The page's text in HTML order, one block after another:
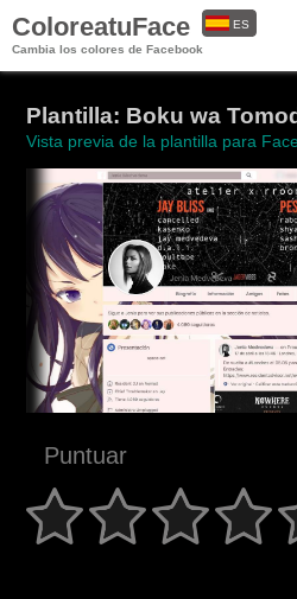
ColoreatuFace
Cambia los colores de Facebook
ES
Plantilla: Boku wa
Vista previa de la plantilla para
Puntuar